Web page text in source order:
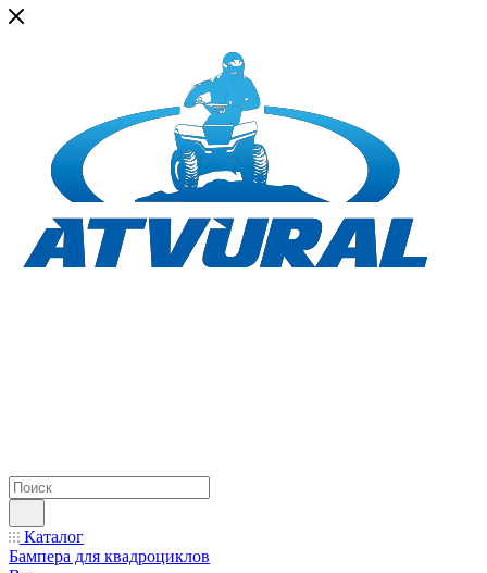
Каталог
Бампера для квадроциклов